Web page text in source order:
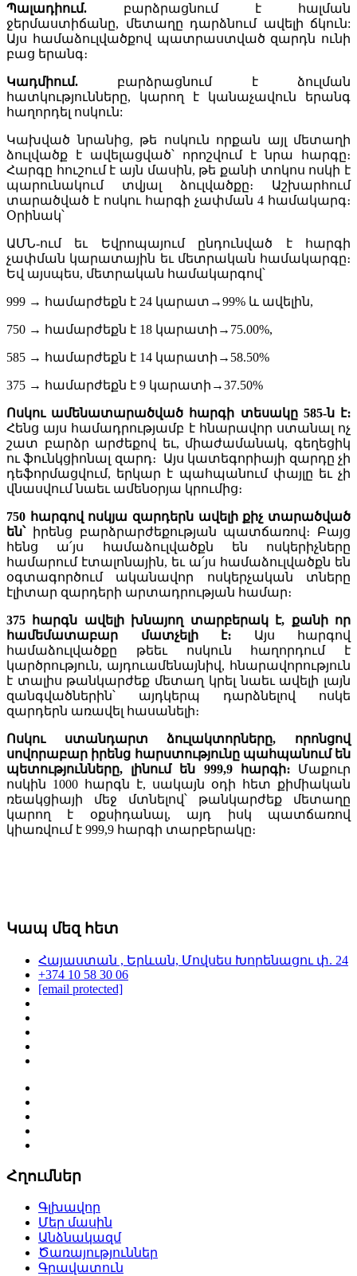
Պալադիում. բարձրացնում է հալման
ջերմաստիճանը, մետաղը դարձնում ավելի ճկուն:
Այս համաձուլվածքով պատրաստված զարդն ունի
բաց երանգ։
Կադմիում. բարձրացնում է ձուլման
հատկությունները, կարող է կանաչավուն երանգ
հաղորդել ոսկուն:
Կախված նրանից, թե ոսկուն որքան այլ մետաղի
ձուլվածք է ավելացված՝ որոշվում է նրա հարգը։
Հարգը հուշում է այն մասին, թե քանի տոկոս ոսկի է
պարունակում տվյալ ձուլվածքը։ Աշխարհում
տարածված է ոսկու հարգի չափման 4 համակարգ։
Օրինակ՝
ԱՄՆ-ում եւ Եվրոպայում ընդունված է հարգի
չափման կարատային եւ մետրական համակարգը։
Եվ այսպես, մետրական համակարգով՝
999 → համարժեքն է 24 կարատ→99% և ավելին,
750 → համարժեքն է 18 կարատի→75.00%,
585 → համարժեքն է 14 կարատի→58.50%
375 → համարժեքն է 9 կարատի→37.50%
Ոսկու ամենատարածված հարգի տեսակը 585-ն է։
Հենց այս համադրությամբ է հնարավոր ստանալ ոչ
շատ բարձր արժեքով եւ, միաժամանակ, գեղեցիկ
ու ֆունկցիոնալ զարդ։ Այս կատեգորիայի զարդը չի
դեֆորմացվում, երկար է պահպանում փայլը եւ չի
վնասվում նաեւ ամենօրյա կրումից։
750 հարգով ոսկյա զարդերն ավելի քիչ տարածված
են՝իրենց բարձրարժեքության պատճառով։ Բայց
հենց ա՛յս համաձուլվածքն են ոսկերիչները
համարում էտալոնային, եւ ա՛յս համաձուլվածքն են
օգտագործում ականավոր ոսկերչական տները
էլիտար զարդերի արտադրության համար։
375 հարգն ավելի խնայող տարբերակ է, քանի որ
համեմատաբար մատչելի է։ Այս հարգով
համաձուլվածքը թեեւ ոսկուն հաղորդում է
կարծրություն, այդուամենայնիվ, հնարավորություն
է տալիս թանկարժեք մետաղ կրել նաեւ ավելի լայն
զանգվածներին՝ այդկերպ դարձնելով ոսկե
զարդերն առավել հասանելի։
Ոսկու ստանդարտ ձուլակտորները, որոնցով
սովորաբար իրենց հարստությունը պահպանում են
պետությունները, լինում են 999,9 հարգի։Մաքուր
ոսկին 1000 հարգն է, սակայն օդի հետ քիմիական
ռեակցիայի մեջ մտնելով՝ թանկարժեք մետաղը
կարող է օքսիդանալ, այդ իսկ պատճառով
կիառվում է 999,9 հարգի տարբերակը։
Կապ մեզ հետ
Հայաստան , Երևան, Մովսես Խորենացու փ. 24
+374 10 58 30 06
[email protected]
Հղումներ
Գլխավոր
Մեր մասին
Անձնակազմ
Ծառայություններ
Գրավատուն